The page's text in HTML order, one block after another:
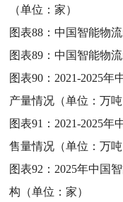
（单位：家）
图表88：中国智能物
图表89：中国智能物
图表90： 2021-2025年
产量情况（单位：万
图表91： 2021-2025年
售量情况（单位：万
图表92： 2025年中国
构（单位：家）